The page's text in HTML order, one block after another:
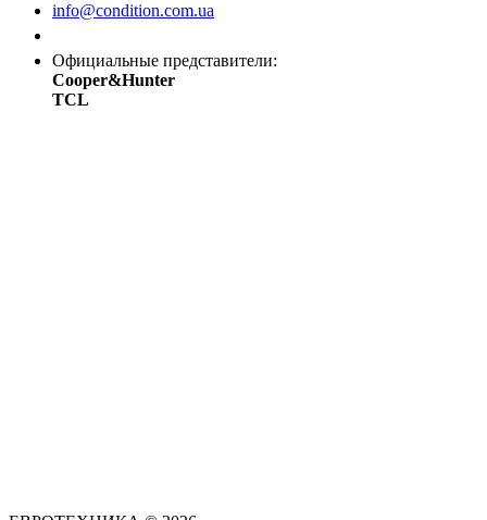
info@condition.com.ua
Официальные представители:
Cooper&Hunter
TCL